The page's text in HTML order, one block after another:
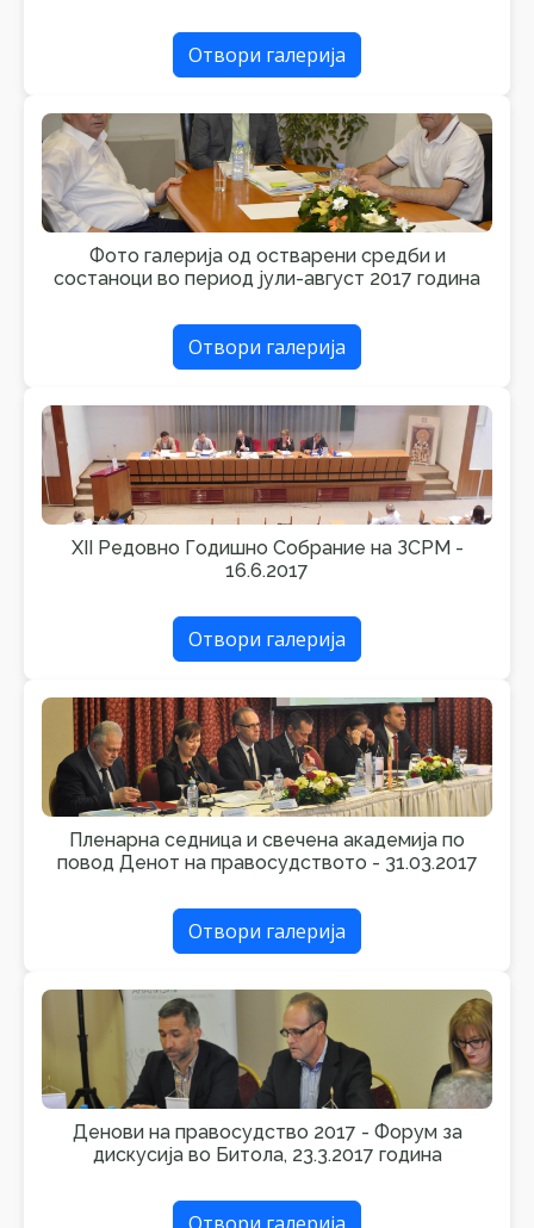
Отвори галерија
Фото галерија од остварени средби и
состаноци во период јули-август 2017 година
Отвори галерија
XII Редовно Годишно Собрание на ЗСРМ -
16.6.2017
Отвори галерија
Пленарна седница и свечена академија по
повод Денот на правосудството - 31.03.2017
Отвори галерија
Денови на правосудство 2017 - Форум за
дискусија во Битола, 23.3.2017 година